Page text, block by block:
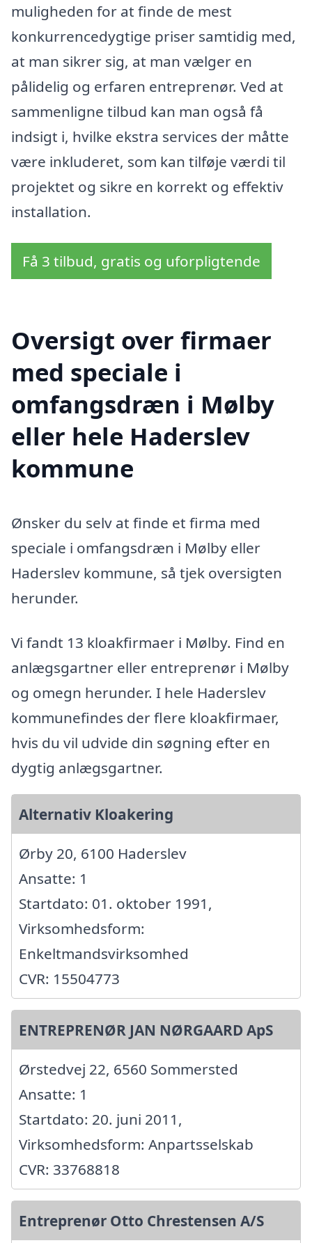
muligheden for at finde de mest
konkurrencedygtige priser samtidig med,
at man sikrer sig, at man vælger en
pålidelig og erfaren entreprenør. Ved at
sammenligne tilbud kan man også få
indsigt i, hvilke ekstra services der måtte
være inkluderet, som kan tilføje værdi til
projektet og sikre en korrekt og effektiv
installation.
Få 3 tilbud, gratis og uforpligtende
Oversigt over firmaer
med speciale i
omfangsdræn i Mølby
eller hele Haderslev
kommune
Ønsker du selv at finde et firma med
speciale i omfangsdræn i Mølby eller
Haderslev kommune, så tjek oversigten
herunder.
Vi fandt 13 kloakfirmaer i Mølby. Find en
anlægsgartner eller entreprenør i Mølby
og omegn herunder. I hele Haderslev
kommunefindes der flere kloakfirmaer,
hvis du vil udvide din søgning efter en
dygtig anlægsgartner.
Alternativ Kloakering
Ørby 20, 6100 Haderslev
Ansatte: 1
Startdato: 01. oktober 1991,
Virksomhedsform:
Enkeltmandsvirksomhed
CVR: 15504773
ENTREPRENØR JAN NØRGAARD ApS
Ørstedvej 22, 6560 Sommersted
Ansatte: 1
Startdato: 20. juni 2011,
Virksomhedsform: Anpartsselskab
CVR: 33768818
Entreprenør Otto Chrestensen A/S